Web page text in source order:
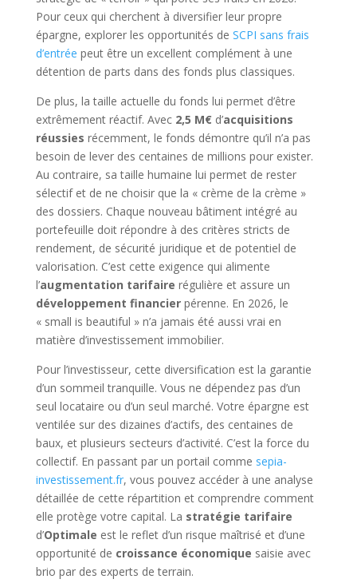
Pour ceux qui cherchent à diversifier leur propre
épargne, explorer les opportunités de SCPI sans frais
d’entrée peut être un excellent complément à une
détention de parts dans des fonds plus classiques.
De plus, la taille actuelle du fonds lui permet d’être
extrêmement réactif. Avec 2,5 M€d’acquisitions
réussies récemment, le fonds démontre qu’il n’a pas
besoin de lever des centaines de millions pour exister.
Au contraire, sa taille humaine lui permet de rester
sélectif et de ne choisir que la « crème de la crème »
des dossiers. Chaque nouveau bâtiment intégré au
portefeuille doit répondre à des critères stricts de
rendement, de sécurité juridique et de potentiel de
valorisation. C’est cette exigence qui alimente
l’augmentation tarifaire régulière et assure un
développement financierpérenne. En 2026, le
« small is beautiful » n’a jamais été aussi vrai en
matière d’investissement immobilier.
Pour l’investisseur, cette diversification est la garantie
d’un sommeil tranquille. Vous ne dépendez pas d’un
seul locataire ou d’un seul marché. Votre épargne est
ventilée sur des dizaines d’actifs, des centaines de
baux, et plusieurs secteurs d’activité. C’est la force du
collectif. En passant par un portail comme sepia-
investissement.fr, vous pouvez accéder à une analyse
détaillée de cette répartition et comprendre comment
elle protège votre capital. La stratégie tarifaire
d’Optimale est le reflet d’un risque maîtrisé et d’une
opportunité de croissance économique saisie avec
brio par des experts de terrain.